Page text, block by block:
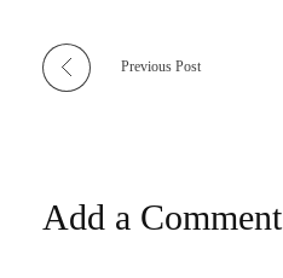
Previous Post
Add a Comment